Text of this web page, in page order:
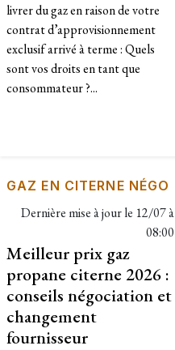
livrer du gaz en raison de votre
contrat d’approvisionnement
exclusif arrivé à terme : Quels
sont vos droits en tant que
consommateur ?...
GAZ EN CITERNE NÉGO
Dernière mise à jour le 12/07 à
08:00
Meilleur prix gaz
propane citerne 2026 :
conseils négociation et
changement
fournisseur